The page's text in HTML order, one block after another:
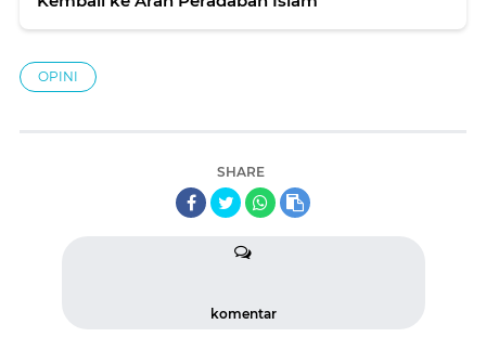
OPINI
SHARE
komentar